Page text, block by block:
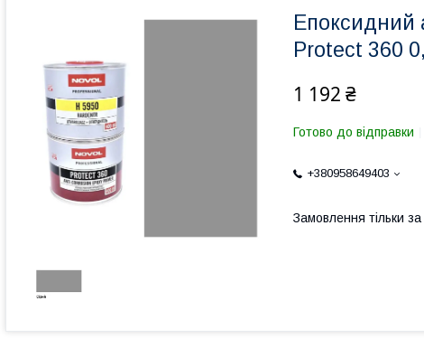
Епоксидний
Protect 360
1 192 ₴
Готово до відправки
+380958649403
Замовлення тільки